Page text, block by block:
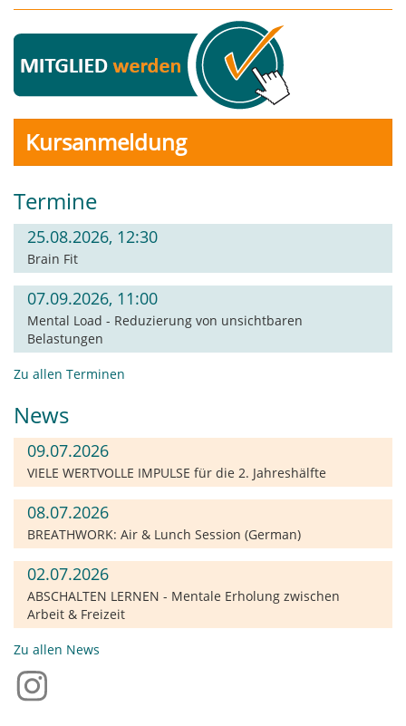
Kursanmeldung
Termine
25.08.2026, 12:30
Brain Fit
07.09.2026, 11:00
Mental Load - Reduzierung von unsichtbaren
Belastungen
Zu allen Terminen
News
09.07.2026
VIELE WERTVOLLE IMPULSE für die 2. Jahreshälfte
08.07.2026
BREATHWORK: Air & Lunch Session (German)
02.07.2026
ABSCHALTEN LERNEN - Mentale Erholung zwischen
Arbeit & Freizeit
Zu allen News